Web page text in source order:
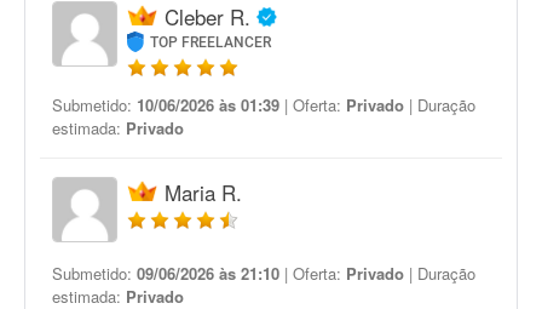
Cleber R.
TOP FREELANCER
Submetido: 10/06/2026 às 01:39 | Oferta: Privado | Duração
estimada: Privado
Maria R.
Submetido: 09/06/2026 às 21:10 | Oferta: Privado | Duração
estimada: Privado